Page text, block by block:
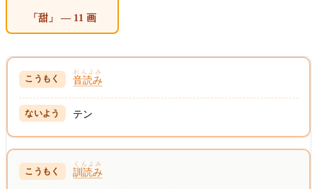
「甜」 — 11 画
音読み
おんよみ
テン
訓読み
くんよみ